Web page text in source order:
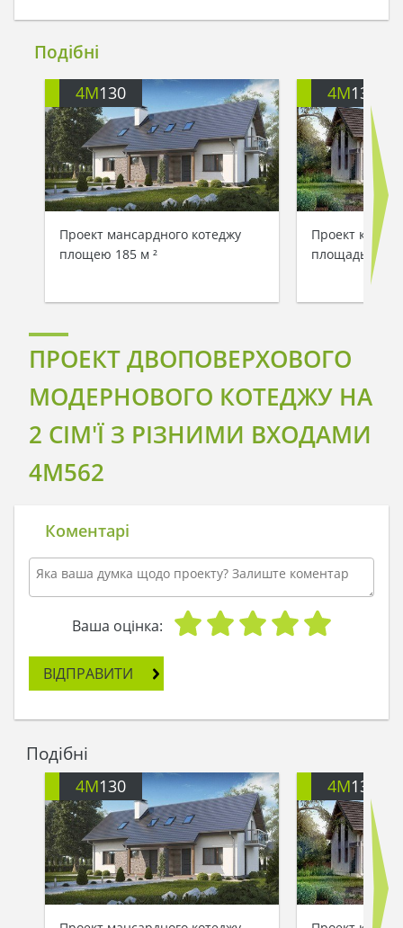
Подібні
4M130
Проект мансардного котеджу
площею 185 м ²
4M136
Проект
площадью
ПРОЕКТ ДВОПОВЕРХОВОГО
МОДЕРНОВОГО КОТЕДЖУ НА
2 СІМ'Ї З РІЗНИМИ ВХОДАМИ
4M562
Коментарі
Ваша оцінка:
ВІДПРАВИТИ
Подібні
4M130 4M136